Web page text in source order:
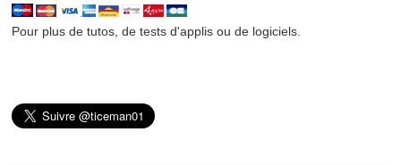
Pour plus de tutos, de tests d'applis ou de logiciels.